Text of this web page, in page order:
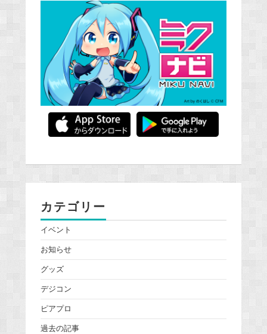
カテゴリー
イベント
お知らせ
グッズ
デジコン
ピアプロ
過去の記事